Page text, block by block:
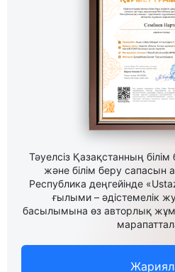
Тәуелсіз Қазақстанның
және білім беру сапасын
Республика деңгейінде
ғылыми – әдістемелік
басылымына өз авторлық